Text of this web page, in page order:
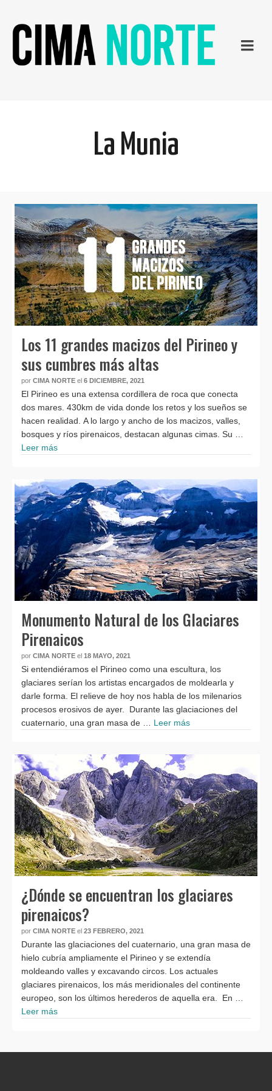
La Munia
Los 11 grandes macizos del Pirineo y
sus cumbres más altas
por CIMA NORTE el 6 DICIEMBRE, 2021
El Pirineo es una extensa cordillera de roca que conecta
dos mares. 430km de vida donde los retos y los sueños se
hacen realidad. A lo largo y ancho de los macizos, valles,
bosques y ríos pirenaicos, destacan algunas cimas. Su …
Leer más
Monumento Natural de los Glaciares
Pirenaicos
por CIMA NORTE el 18 MAYO, 2021
Si entendiéramos el Pirineo como una escultura, los
glaciares serían los artistas encargados de moldearla y
darle forma. El relieve de hoy nos habla de los milenarios
procesos erosivos de ayer. Durante las glaciaciones del
cuaternario, una gran masa de … Leer más
¿Dónde se encuentran los glaciares
pirenaicos?
por CIMA NORTE el 23 FEBRERO, 2021
Durante las glaciaciones del cuaternario, una gran masa de
hielo cubría ampliamente el Pirineo y se extendía
moldeando valles y excavando circos. Los actuales
glaciares pirenaicos, los más meridionales del continente
europeo, son los últimos herederos de aquella era. En …
Leer más